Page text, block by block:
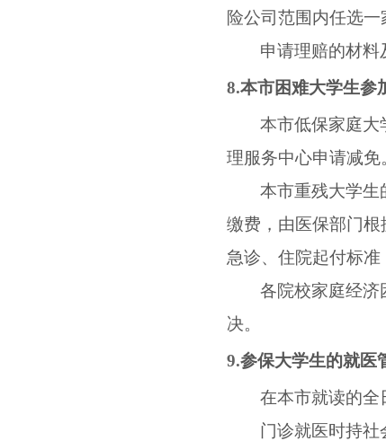
险公司范围内任选
申请理赔的材料
8.本市困难大学生参
本市低保家庭大
理服务中心申请减免
本市重残大学生
缴费，由医保部门
急诊、住院起付标准
各院校家庭经济
决。
9.参保大学生的就医
在本市就读的全
门诊就医时持社